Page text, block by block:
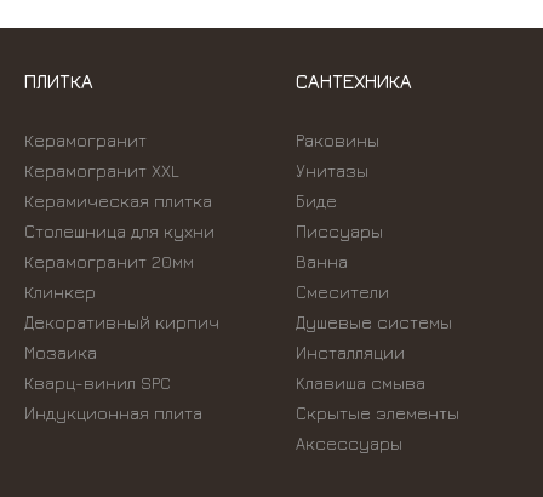
ПЛИТКА
Керамогранит
Керамогранит XXL
Керамическая плитка
Столешница для кухни
Керамогранит 20мм
Клинкер
Декоративный кирпич
Мозаика
Кварц-винил SPC
Индукционная плита
САНТЕХНИКА
Раковины
Унитазы
Биде
Писсуары
Ванна
Смесители
Душевые системы
Инсталляции
Kлавиша смыва
Скрытые элементы
Аксессуары